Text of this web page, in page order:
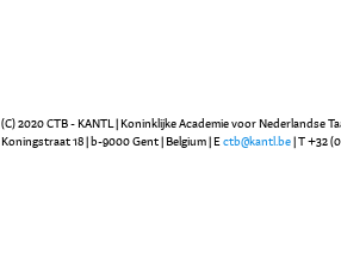
(C) 2020 CTB - KANTL | Koninklijke Academie voor Nederlandse
Koningstraat 18 | b-9000 Gent | Belgium | E ctb@kantl.be | T +32